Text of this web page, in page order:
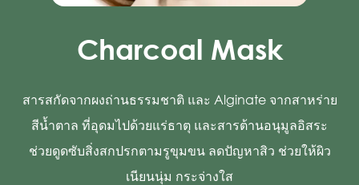
Charcoal Mask
สารสกัดจากผงถ่านธรรมชาติ และ Alginate จากสาหร่าย
สีน้ำตาล ที่อุดมไปด้วยแร่ธาตุ และสารต้านอนุมูลอิสระ
ช่วยดูดซับสิ่งสกปรกตามรูขุมขน ลดปัญหาสิว ช่วยให้ผิว
เนียนนุ่ม กระจ่างใส